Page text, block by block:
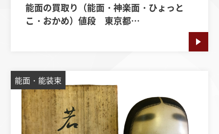
能面の買取り（能面・神楽面・ひょっと
こ・おかめ）値段 東京都…
能面・能装束